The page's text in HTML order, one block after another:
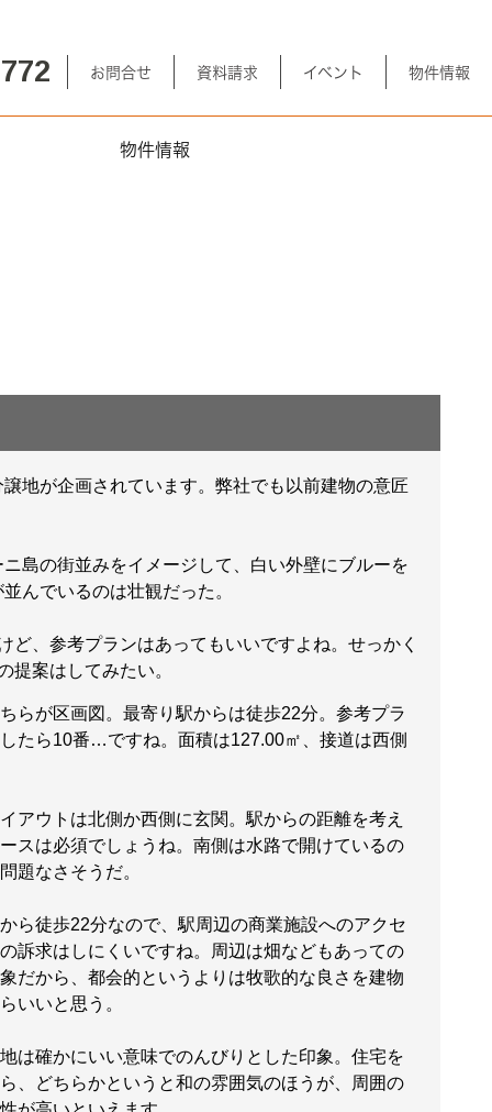
お問合せ 資料請求 イベント 物件情報
物件情報
地が企画されています。弊社でも以前建物の意匠
島の街並みをイメージして、白い外壁にブルーを
んでいるのは壮観だった。
、参考プランはあってもいいですよね。せっかく
提案はしてみたい。
が区画図。最寄り駅からは徒歩22分。参考プラ
たら10番…ですね。面積は127.00㎡、接道は西側
ウトは北側か西側に玄関。駅からの距離を考え
スは必須でしょうね。南側は水路で開けているの
題なさそうだ。
徒歩22分なので、駅周辺の商業施設へのアクセ
訴求はしにくいですね。周辺は畑などもあっての
だから、都会的というよりは牧歌的な良さを建物
いいと思う。
確かにいい意味でのんびりとした印象。住宅を
、どちらかというと和の雰囲気のほうが、周囲の